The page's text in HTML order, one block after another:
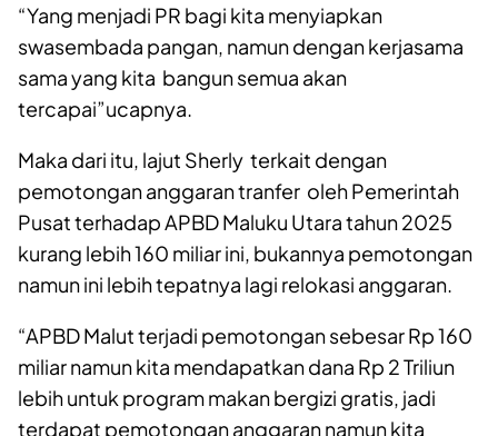
“Yang menjadi PR bagi kita menyiapkan
swasembada pangan, namun dengan kerjasama
sama yang kita bangun semua akan
tercapai”ucapnya.
Maka dari itu, lajut Sherly terkait dengan
pemotongan anggaran tranfer oleh Pemerintah
Pusat terhadap APBD Maluku Utara tahun 2025
kurang lebih 160 miliar ini, bukannya pemotongan
namun ini lebih tepatnya lagi relokasi anggaran.
“APBD Malut terjadi pemotongan sebesar Rp 160
miliar namun kita mendapatkan dana Rp 2 Triliun
lebih untuk program makan bergizi gratis, jadi
terdapat pemotongan anggaran namun kita